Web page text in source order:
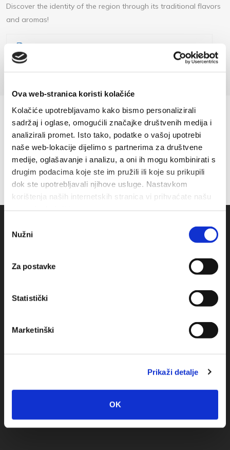
Ova web-stranica koristi kolačiće
Kolačiće upotrebljavamo kako bismo personalizirali
sadržaj i oglase, omogućili značajke društvenih medija i
analizirali promet. Isto tako, podatke o vašoj upotrebi
naše web-lokacije dijelimo s partnerima za društvene
medije, oglašavanje i analizu, a oni ih mogu kombinirati s
drugim podacima koje ste im pružili ili koje su prikupili
dok ste upotrebljavali njihove usluge. Nastavkom
korištenja naših internetskih stranica vi prihvaćate našu
pristanka
Nužni
Za postavke
Statistički
Marketinški
Prikaži detalje
OK
Discover the identity of the region through its traditional flavors
and aromas!
+385(0)21 620713
+385(0)21 678754